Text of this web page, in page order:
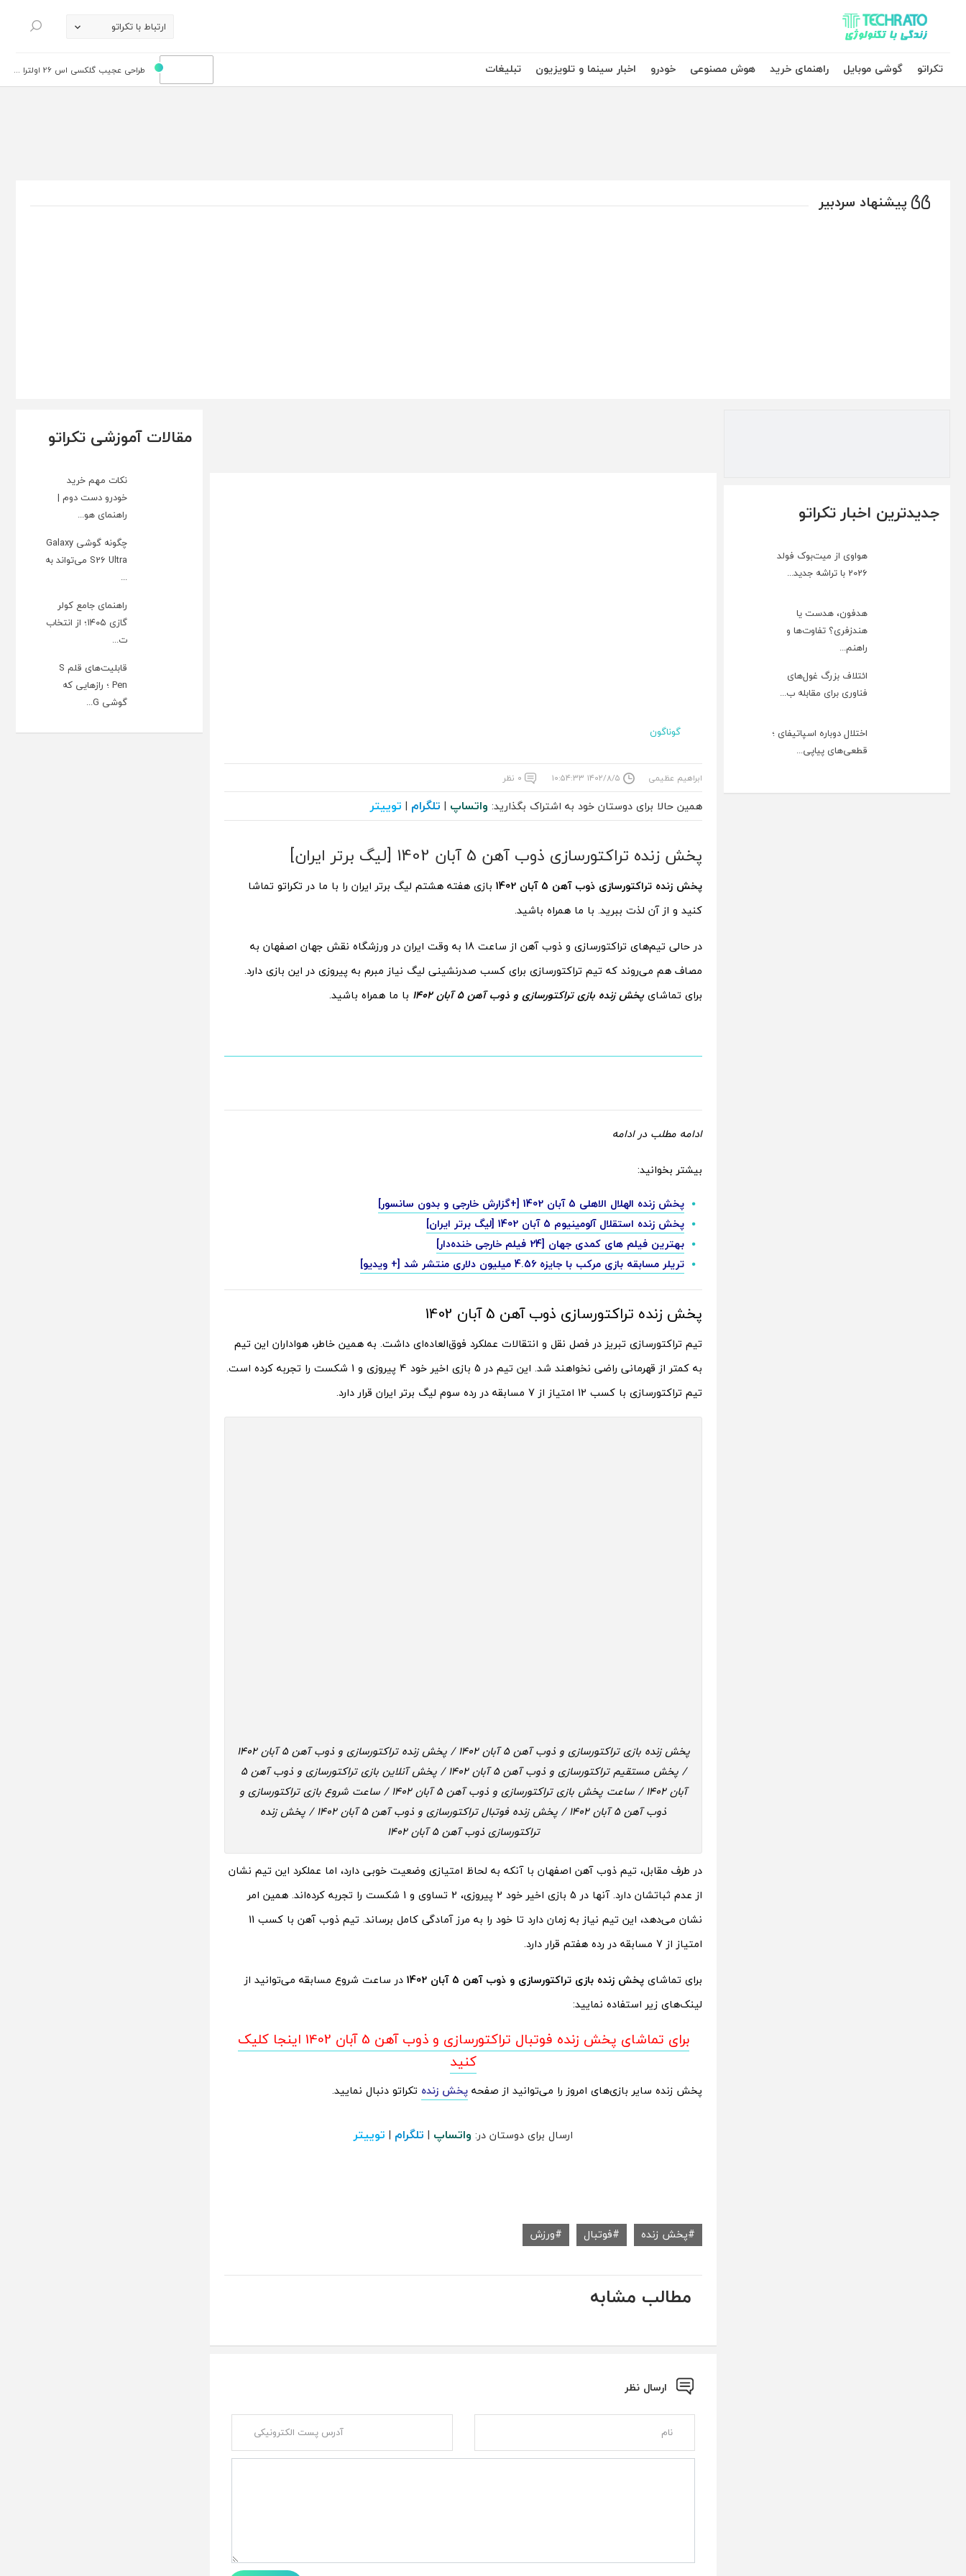
تکراتو – زندگی با تکنولوژی ارتباط با تکراتو
جستجو
تکراتو
گوشی موبایل راهنمای خرید هوش مصنوعی خودرو اخبار سینما و تلویزیون تبلیغات طراحی عجیب گلکسی اس 26 اولترا ...
پیشنهاد سردبیر
جدیدترین اخبار تکراتو
هواوی از میت‌بوک فولد
2026 با تراشه جدید...
هدفون، هدست یا
هندزفری؟ تفاوت‌ها و
راهنم...
ائتلاف بزرگ غول‌های
فناوری برای مقابله ب...
اختلال دوباره اسپاتیفای ؛
قطعی‌های پیاپی...
گوناگون
ابراهیم عظیمی ۱۴۰۲/۸/۵ ۱۰:۵۴:۳۳ ۰ نظر
همین حالا برای دوستان خود به اشتراک بگذارید: واتساپ | تلگرام | توییتر
پخش زنده تراکتورسازی ذوب آهن 5 آبان 1402 [لیگ برتر ایران]
پخش زنده تراکتورسازی ذوب آهن 5 آبان 1402
بازی هفته هشتم لیگ برتر ایران را با ما در تکراتو تماشا
کنید و از آن لذت ببرید. با ما همراه باشید.
در حالی تیم‌های تراکتورسازی و ذوب آهن از ساعت 18 به وقت ایران در ورزشگاه نقش جهان اصفهان به
مصاف هم می‌روند که تیم تراکتورسازی برای کسب صدرنشینی لیگ نیاز مبرم به پیروزی در این بازی دارد.
برای تماشای پخش زنده بازی تراکتورسازی و ذوب آهن 5 آبان 1402 با ما همراه باشید.
ادامه مطلب در ادامه
بیشتر بخوانید:
پخش زنده الهلال الاهلی 5 آبان 1402 [+گزارش خارجی و بدون سانسور]
پخش زنده استقلال آلومینیوم 5 آبان 1402 [لیگ برتر ایران]
بهترین فیلم های کمدی جهان [24 فیلم خارجی خنده‌دار]
تریلر مسابقه بازی مرکب با جایزه 4.56 میلیون دلاری منتشر شد [+ ویدیو]
پخش زنده تراکتورسازی ذوب آهن 5 آبان 1402
تیم تراکتورسازی تبریز در فصل نقل و انتقالات عملکرد فوق‌العاده‌ای داشت. به همین خاطر، هواداران این تیم
به کمتر از قهرمانی راضی نخواهند شد. این تیم در 5 بازی اخیر خود 4 پیروزی و 1 شکست را تجربه کرده است.
تیم تراکتورسازی با کسب 12 امتیاز از 7 مسابقه در رده سوم لیگ برتر ایران قرار دارد.
پخش زنده بازی تراکتورسازی و ذوب آهن 5 آبان 1402 / پخش زنده تراکتورسازی و ذوب آهن 5 آبان 1402
/ پخش مستقیم تراکتورسازی و ذوب آهن 5 آبان 1402 / پخش آنلاین بازی تراکتورسازی و ذوب آهن 5
آبان 1402 / ساعت پخش بازی تراکتورسازی و ذوب آهن 5 آبان 1402 / ساعت شروع بازی تراکتورسازی و
ذوب آهن 5 آبان 1402 / پخش زنده فوتبال تراکتورسازی و ذوب آهن 5 آبان 1402 / پخش زنده
تراکتورسازی ذوب آهن 5 آبان 1402
در طرف مقابل، تیم ذوب آهن اصفهان با آنکه به لحاظ امتیازی وضعیت خوبی دارد، اما عملکرد این تیم نشان
از عدم ثباتشان دارد. آنها در 5 بازی اخیر خود 2 پیروزی، 2 تساوی و 1 شکست را تجربه کرده‌اند. همین امر
نشان می‌دهد، این تیم نیاز به زمان دارد تا خود را به مرز آمادگی کامل برساند. تیم ذوب آهن با کسب 11
امتیاز از 7 مسابقه در رده هفتم قرار دارد.
برای تماشای پخش زنده بازی تراکتورسازی و ذوب آهن 5 آبان
در ساعت شروع مسابقه می‌توانید از
لینک‌‌‌های زیر استفاده نمایید:
برای تماشای پخش زنده فوتبال تراکتورسازی و ذوب آهن 5 آبان
1402 اینجا کلیک
کنید
پخش زنده سایر بازی‌های امروز را می‌توانید از صفحه پخش زنده تکراتو دنبال نمایید.
ارسال برای دوستان در: واتساپ | تلگرام | توییتر
پخش زنده فوتبال ورزش
مطالب مشابه
ارسال نظر
مقالات آموزشی تکراتو
نکات مهم خرید
خودرو دست دوم |
راهنمای هو...
چگونه گوشی Galaxy
S26 Ultra می‌تواند به
...
راهنمای جامع کولر
گازی ۱۴۰۵؛ از انتخاب
ت...
قابلیت‌های قلم S
Pen ؛ رازهایی که
گوشی G...